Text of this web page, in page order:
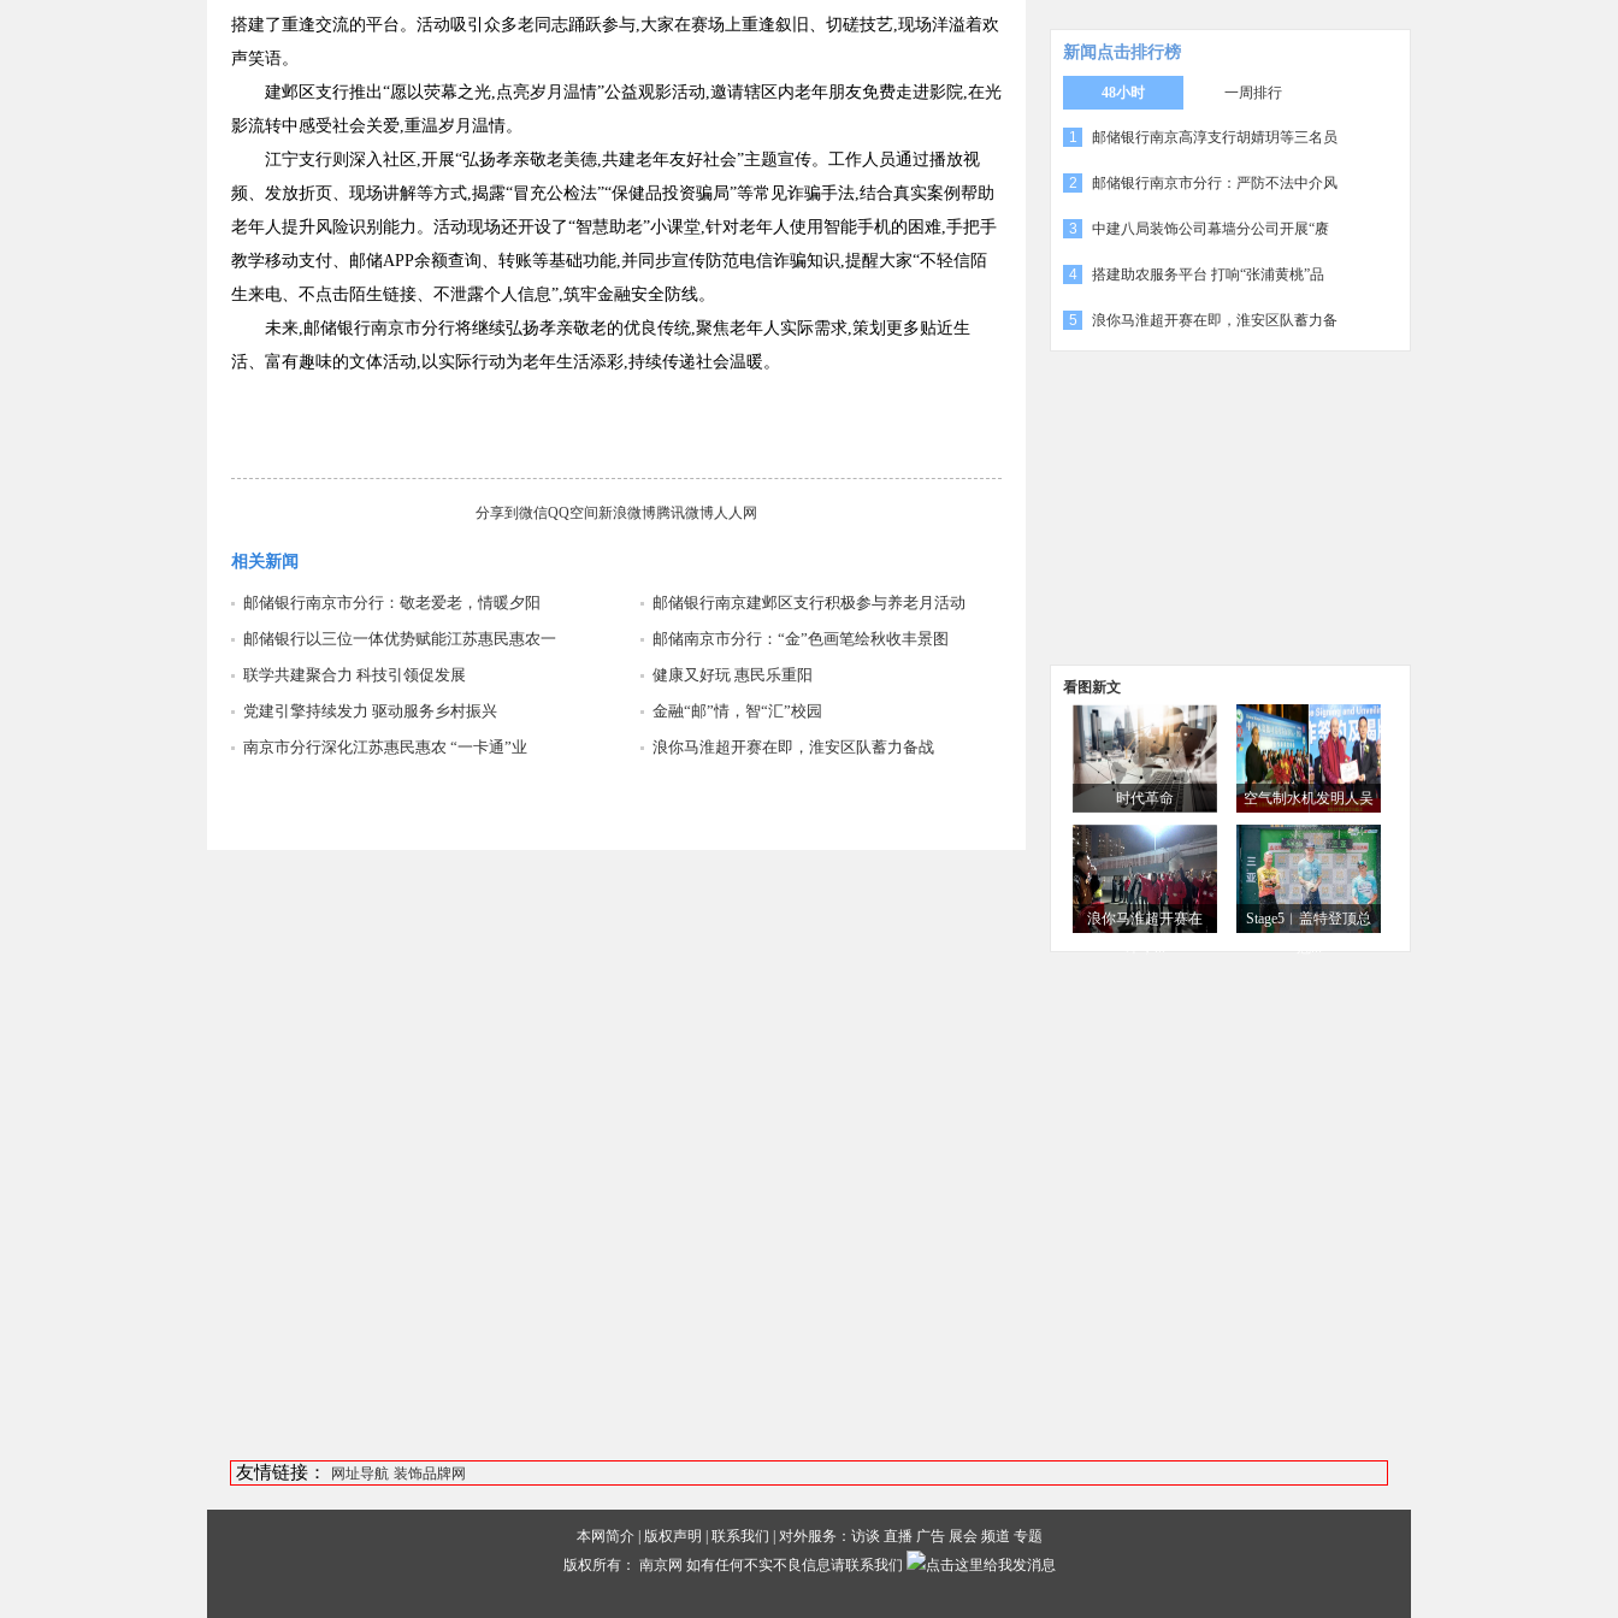
搭建了重逢交流的平台。活动吸引众多老同志踊跃参与,大家在赛场上重逢叙旧、切磋技艺,现场洋溢着欢
声笑语。
建邺区支行推出“愿以荧幕之光,点亮岁月温情”公益观影活动,邀请辖区内老年朋友免费走进影院,在光
影流转中感受社会关爱,重温岁月温情。
江宁支行则深入社区,开展“弘扬孝亲敬老美德,共建老年友好社会”主题宣传。工作人员通过播放视
频、发放折页、现场讲解等方式,揭露“冒充公检法”“保健品投资骗局”等常见诈骗手法,结合真实案例帮助
老年人提升风险识别能力。活动现场还开设了“智慧助老”小课堂,针对老年人使用智能手机的困难,手把手
教学移动支付、邮储APP余额查询、转账等基础功能,并同步宣传防范电信诈骗知识,提醒大家“不轻信陌
生来电、不点击陌生链接、不泄露个人信息”,筑牢金融安全防线。
未来,邮储银行南京市分行将继续弘扬孝亲敬老的优良传统,聚焦老年人实际需求,策划更多贴近生
活、富有趣味的文体活动,以实际行动为老年生活添彩,持续传递社会温暖。
分享到 微信QQ空间新浪微博腾讯微博人人网
相关新闻
邮储银行南京市分行：敬老爱老，情暖夕阳
邮储银行南京建邺区支行积极参与养老月活动
邮储银行以三位一体优势赋能江苏惠民惠农一
邮储南京市分行：“金”色画笔绘秋收丰景图
联学共建聚合力 科技引领促发展
健康又好玩 惠民乐重阳
党建引擎持续发力 驱动服务乡村振兴
金融“邮”情，智“汇”校园
南京市分行深化江苏惠民惠农 “一卡通”业
浪你马淮超开赛在即，淮安区队蓄力备战
新闻点击排行榜
48小时 一周排行
1 邮储银行南京高淳支行胡婧玥等三名员
2 邮储银行南京市分行：严防不法中介风
3 中建八局装饰公司幕墙分公司开展“赓
4 搭建助农服务平台 打响“张浦黄桃”品
5 浪你马淮超开赛在即，淮安区队蓄力备
看图新文
时代革命
Connor,Clark...
空气制水机发明人吴
达...
浪你马淮超开赛在
即，...
Stage5︱盖特登顶总
冠...
友情链接： 网址导航 装饰品牌网
本网简介| 版权声明 联系我们 | 对外服务：访谈 直播 广告 展会 频道 专题
版权所有： 南京网 如有任何不实不良信息请联系我们